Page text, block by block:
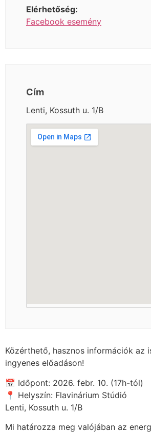
Elérhetőség:
Facebook esemény
Cím
Lenti, Kossuth u. 1/B
Közérthető, hasznos információk az
ingyenes előadáson!
📅 Időpont: 2026. febr. 10. (17h-tól)
📍 Helyszín: Flavinárium Stúdió
Lenti, Kossuth u. 1/B
Mi határozza meg valójában az